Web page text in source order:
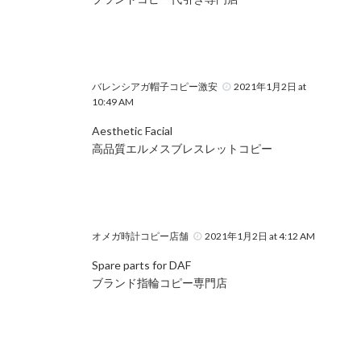
バレンシアガ帽子コピー激安
2021年1月2日 at
10:49 AM
Aesthetic Facial
高品質エルメスブレスレットコピー
オメガ時計コピー店舗 2021年1月2日 at 4:12 AM
Spare parts for DAF
ブランド指輪コピー専門店